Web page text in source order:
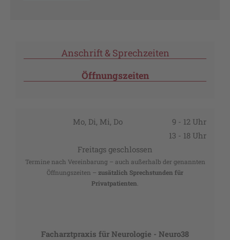
Anschrift & Sprechzeiten
Öffnungszeiten
Mo, Di, Mi, Do
9 - 12 Uhr
13 - 18 Uhr
Freitags geschlossen
Termine nach Vereinbarung – auch außerhalb der genannten
Öffnungszeiten – zusätzlich Sprechstunden für
Privatpatienten
Facharztpraxis für Neurologie - Neuro38